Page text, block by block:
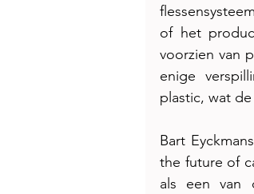
of het
voorzien van
enige
plastic, wat
Bart
the future of
als een van